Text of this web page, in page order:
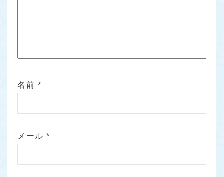
名前 *
メール*